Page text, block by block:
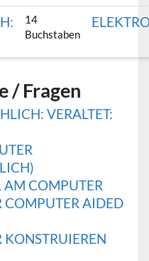
14
Buchstaben
/ Fragen
VERALTET:
AM COMPUTER
AIDED